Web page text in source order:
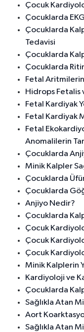
Çocuk
Çocuklarda
Çocuklarda Kalp
Tedavisi
Çocuklarda
Çocuklarda
Fetal
Hidrops Fetalis
Fetal Kardiyak
Fetal Kardiyak
Fetal
Anomalilerin
Çocuklarda
Minik Kalpler
Çocuklarda
Çocuklarda
Anjiyo Nedir?
Çocuklarda
Çocuk
Çocuk
Çocuk
Minik Kalplerin
Kardiyoloji ve
Çocuklarda
Sağlıkla Atan
Aort
Sağlıkla Atan